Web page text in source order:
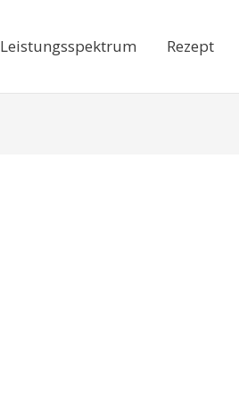
Leistungsspektrum Rezept